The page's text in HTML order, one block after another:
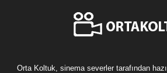
Orta Koltuk, sinema severler tarafından